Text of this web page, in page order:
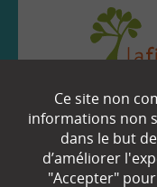
Ce site non
informations non
dans le but
d’améliorer
"Accepter"